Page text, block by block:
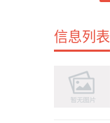
信息列表